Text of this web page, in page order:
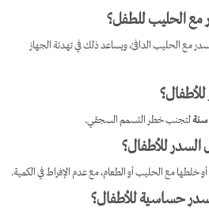
الحليب للطفل؟
مع الحليب الدافئ، ويساعد ذلك في تهدئة الجهاز
سنةلتجنب خطر التسمم السجقي.
للأطفال؟
خلطها مع الحليب أو الطعام، مع عدم الإفراط في الكمية.
حساسية للأطفال؟